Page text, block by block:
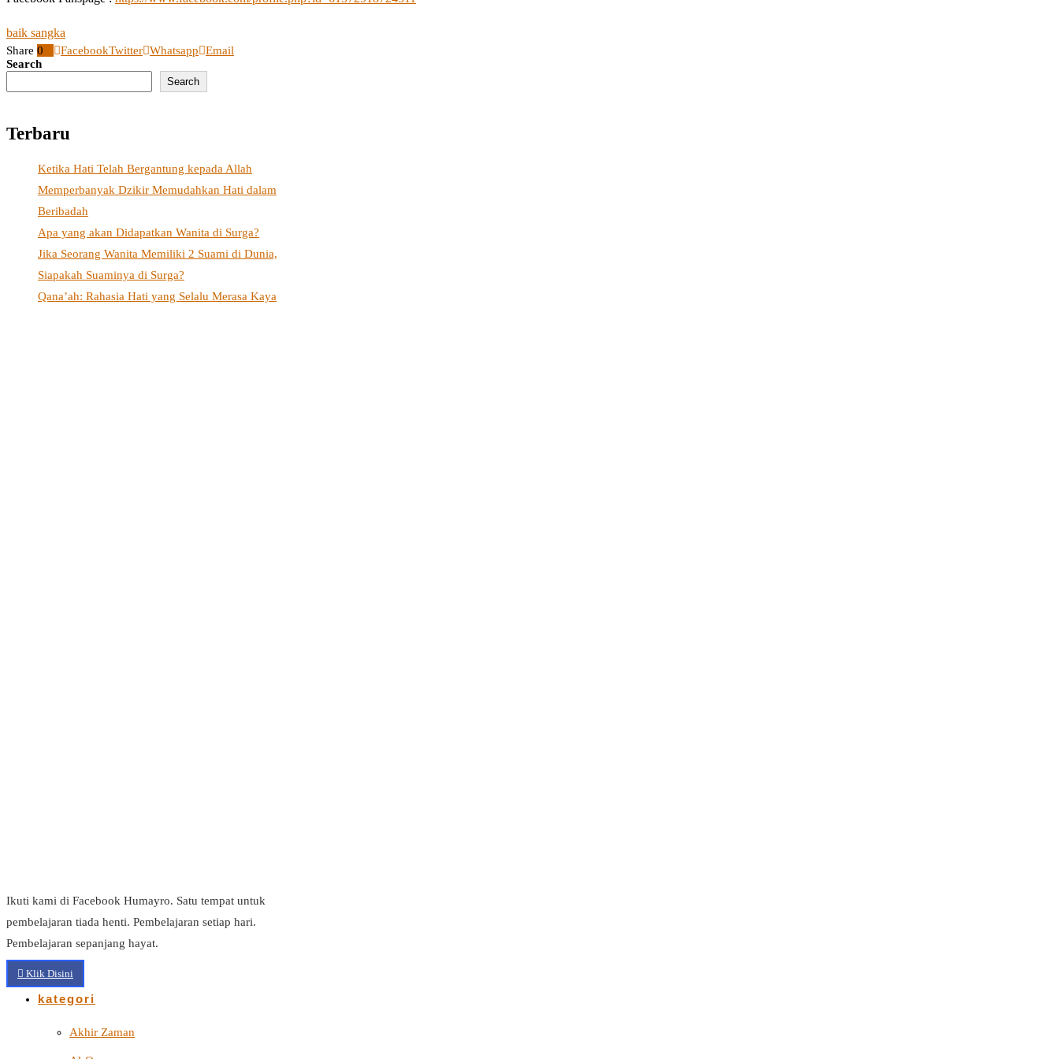
baik sangka
Share 0 FacebookTwitter Whatsapp
Email
Search
Search
Terbaru
Ketika Hati Telah Bergantung kepada Allah
Memperbanyak Dzikir Memudahkan Hati dalam
Beribadah
Apa yang akan Didapatkan Wanita di Surga?
Jika Seorang Wanita Memiliki 2 Suami di Dunia,
Siapakah Suaminya di Surga?
Qana’ah: Rahasia Hati yang Selalu Merasa Kaya
Ikuti kami di Facebook Humayro. Satu tempat untuk
pembelajaran tiada henti. Pembelajaran setiap hari.
Pembelajaran sepanjang hayat.
Klik Disini
kategori
Akhir Zaman